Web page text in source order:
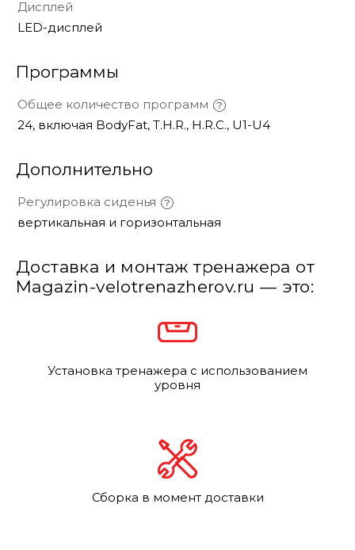
Дисплей
LED-дисплей
Программы
Общее количество программ
24, включая BodyFat, T.H.R., H.R.C., U1-U4
Дополнительно
Регулировка сиденья
вертикальная и горизонтальная
Доставка и монтаж тренажера от
Magazin-velotrenazherov.ru — это:
Установка тренажера с использованием
уровня
Сборка в момент доставки